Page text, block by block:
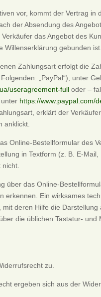
vor, kommt der Vertrag
der Absendung des
das Angebot des
Willenserklärung gebunden ist.
Zahlungsart erfolgt die
„PayPal“), unter
useragreement-full oder –
https://www.paypal.com/
erklärt der
anklickt.
Online-Bestellformular des
in Textform (z. B. E-
über das Online-
erkennen. Ein wirksames
deren Hilfe die
die üblichen Tastatur-
zu.
ergeben sich aus der